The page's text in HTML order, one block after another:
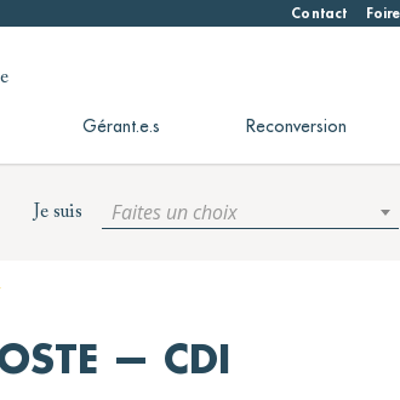
Contact
Gérant.e.s Reconversion
Je suis Faites un choix
— CDI